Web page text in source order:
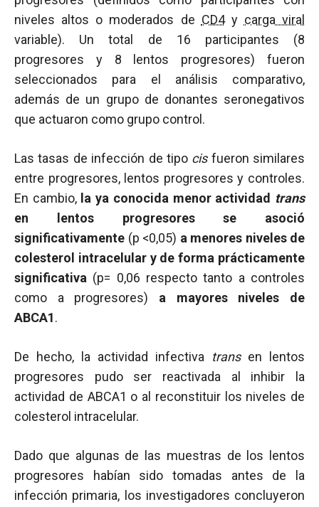
niveles altos o moderados de CD4y carga viral
variable). Un total de 16 participantes (8
progresores y 8 lentos progresores) fueron
seleccionados para el análisis comparativo,
además de un grupo de donantes seronegativos
que actuaron como grupo control.
Las tasas de infección de tipo cisfueron similares
entre progresores, lentos progresores y controles.
En cambio, la ya conocida menor actividad trans
en lentos progresores se asoció
significativamente (p <0,05) a menores niveles de
colesterol intracelular y de forma prácticamente
significativa (p= 0,06 respecto tanto a controles
como a progresores) a mayores niveles de
ABCA1.
De hecho, la actividad infectiva transen lentos
progresores pudo ser reactivada al inhibir la
actividad de ABCA1 o al reconstituir los niveles de
colesterol intracelular.
Dado que algunas de las muestras de los lentos
progresores habían sido tomadas antes de la
infección primaria, los investigadores concluyeron